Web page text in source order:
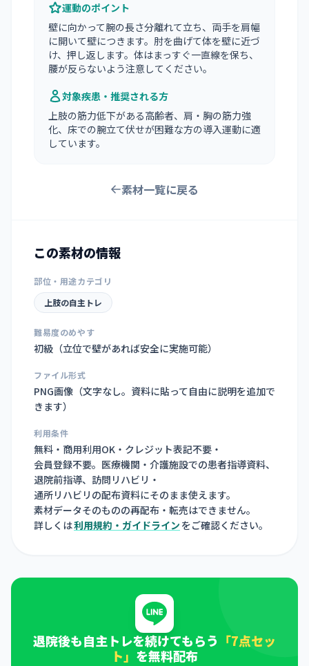
運動のポイント
壁に向かって腕の長さ分離れて立ち、両手を肩幅
に開いて壁につきます。肘を曲げて体を壁に近づ
け、押し返します。体はまっすぐ一直線を保ち、
腰が反らないよう注意してください。
対象疾患・推奨される方
上肢の筋力低下がある高齢者、肩・胸の筋力強
化、床での腕立て伏せが困難な方の導入運動に適
しています。
素材一覧に戻る
この素材の情報
部位・用途カテゴリ
上肢の自主トレ
難易度のめやす
初級（立位で壁があれば安全に実施可能）
ファイル形式
PNG画像（文字なし。資料に貼って自由に説明を追加で
きます）
利用条件
無料・商用利用OK・クレジット表記不要・
会員登録不要。医療機関・介護施設での患者指導資料、
退院前指導、訪問リハビリ・
通所リハビリの配布資料にそのまま使えます。
素材データそのものの再配布・転売はできません。
詳しくは利用規約・ガイドライン をご確認ください。
退院後も自主トレを続けてもらう 「7点セッ
ト」 を無料配布